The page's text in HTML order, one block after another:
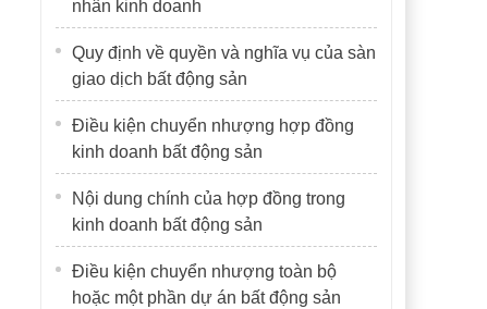
nhân kinh doanh
Quy định về quyền và nghĩa vụ của sàn
giao dịch bất động sản
Điều kiện chuyển nhượng hợp đồng
kinh doanh bất động sản
Nội dung chính của hợp đồng trong
kinh doanh bất động sản
Điều kiện chuyển nhượng toàn bộ
hoặc một phần dự án bất động sản